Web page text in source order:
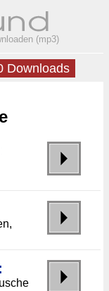
(mp3)
Downloads